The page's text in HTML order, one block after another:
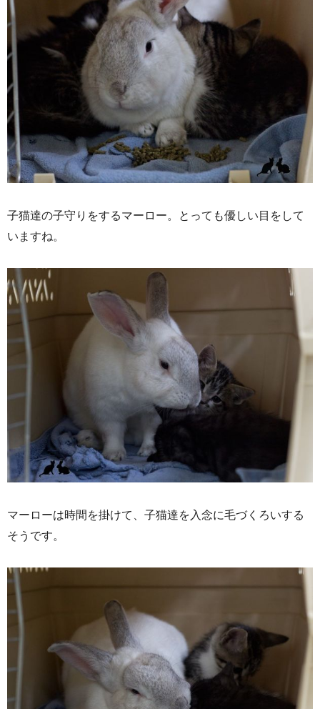
子猫達の子守りをするマーロー。とっても優しい目をして
いますね。
マーローは時間を掛けて、子猫達を入念に毛づくろいする
そうです。